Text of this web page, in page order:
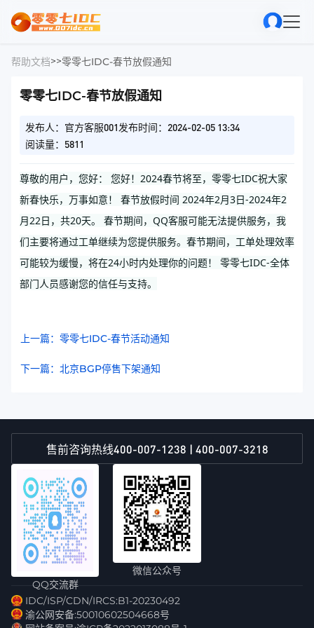
帮助文档>>零零七IDC-春节放假通知
零零七IDC-春节放假通知
发布人：官方客服001发布时间：2024-02-05 13:34
阅读量：5811
尊敬的用户，您好： 您好！2024春节将至，零零七IDC祝大家
新春快乐，万事如意！ 春节放假时间 2024年2月3日-2024年2
月22日，共20天。 春节期间，QQ客服可能无法提供服务，我
们主要将通过工单继续为您提供服务。春节期间，工单处理效率
可能较为缓慢，将在24小时内处理你的问题！ 零零七IDC-全体
部门人员感谢您的信任与支持。
上一篇：零零七IDC-春节活动通知
下一篇：北京BGP停售下架通知
售前咨询热线400-007-1238 | 400-007-3218
QQ交流群
微信公众号
IDC/ISP/CDN/IRCS:B1-20230492
渝公网安备:50010602504668号